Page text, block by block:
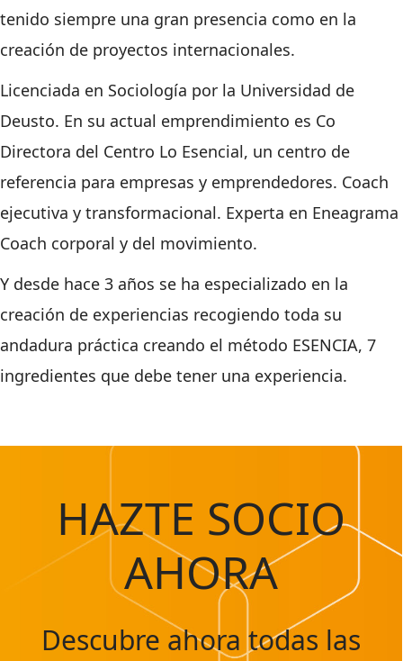
tenido siempre una gran presencia como en la
creación de proyectos internacionales.
Licenciada en Sociología por la Universidad de
Deusto. En su actual emprendimiento es Co
Directora del Centro Lo Esencial, un centro de
referencia para empresas y emprendedores. Coach
ejecutiva y transformacional. Experta en Eneagrama
Coach corporal y del movimiento.
Y desde hace 3 años se ha especializado en la
creación de experiencias recogiendo toda su
andadura práctica creando el método ESENCIA, 7
ingredientes que debe tener una experiencia.
HAZTE SOCIO
AHORA
Descubre ahora todas las